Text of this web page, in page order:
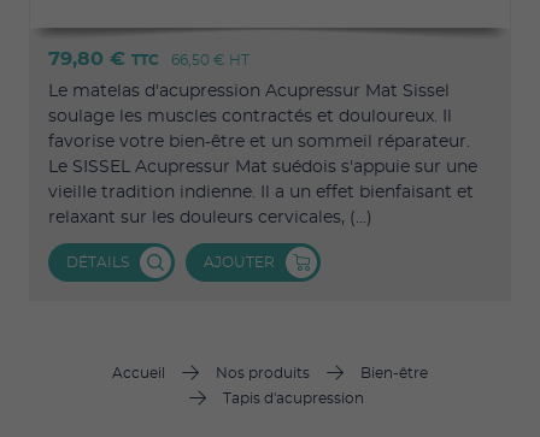
79,80 € TTC 66,50 € HT
Le matelas d'acupression Acupressur Mat Sissel
soulage les muscles contractés et douloureux. Il
favorise votre bien-être et un sommeil réparateur.
Le SISSEL Acupressur Mat suédois s'appuie sur une
vieille tradition indienne. Il a un effet bienfaisant et
relaxant sur les douleurs cervicales, (...)
DÉTAILS AJOUTER
Accueil Nos produits
Bien-être
Tapis d'acupression